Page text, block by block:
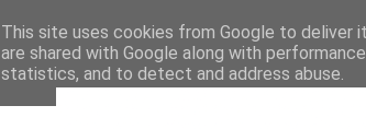
This site uses cookies from Google to deliver
are shared with Google along with
statistics, and to detect and address abuse.